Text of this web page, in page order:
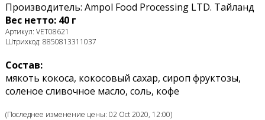
Производитель: Ampol Food Processing LTD. Тайланд
Вес нетто: 40 г
Артикул: VET08621
Штрихкод: 8850813311037
Состав:
мякоть кокоса, кокосовый сахар, сироп фруктозы,
соленое сливочное масло, соль, кофе
(Последнее изменение цены: 02 Oct 2020, 12:00)